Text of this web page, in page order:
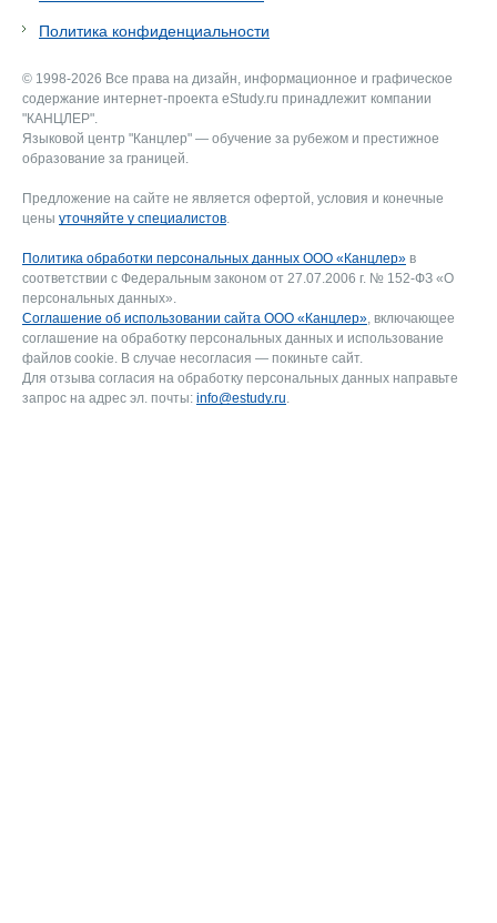
Политика конфиденциальности
© 1998-2026 Все права на дизайн, информационное и графическое
содержание интернет-проекта eStudy.ru принадлежит компании
"КАНЦЛЕР".
Языковой центр "Канцлер" — обучение за рубежом и престижное
образование за границей.
Предложение на сайте не является офертой, условия и конечные
цены уточняйте у специалистов
Политика обработки персональных данных ООО «Канцлер» в
соответствии с Федеральным законом от 27.07.2006 г. № 152-ФЗ «О
персональных данных».
Соглашение об использовании сайта ООО «Канцлер» , включающее
соглашение на обработку персональных данных и использование
файлов cookie. В случае несогласия — покиньте сайт.
Для отзыва согласия на обработку персональных данных направьте
запрос на адрес эл. почты: info@estudy.ru